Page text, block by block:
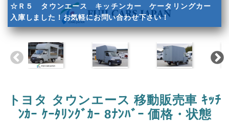
☆Ｒ５ タウンエース キッチンカー ケータリングカー
入庫しました！お気軽にお問い合わせ下さい！
トヨタ タウンエース 移動販売車 ｷｯﾁ
ﾝｶｰ ｹｰﾀﾘﾝｸﾞｶｰ 8ﾅﾝﾊﾞｰ 価格・状態